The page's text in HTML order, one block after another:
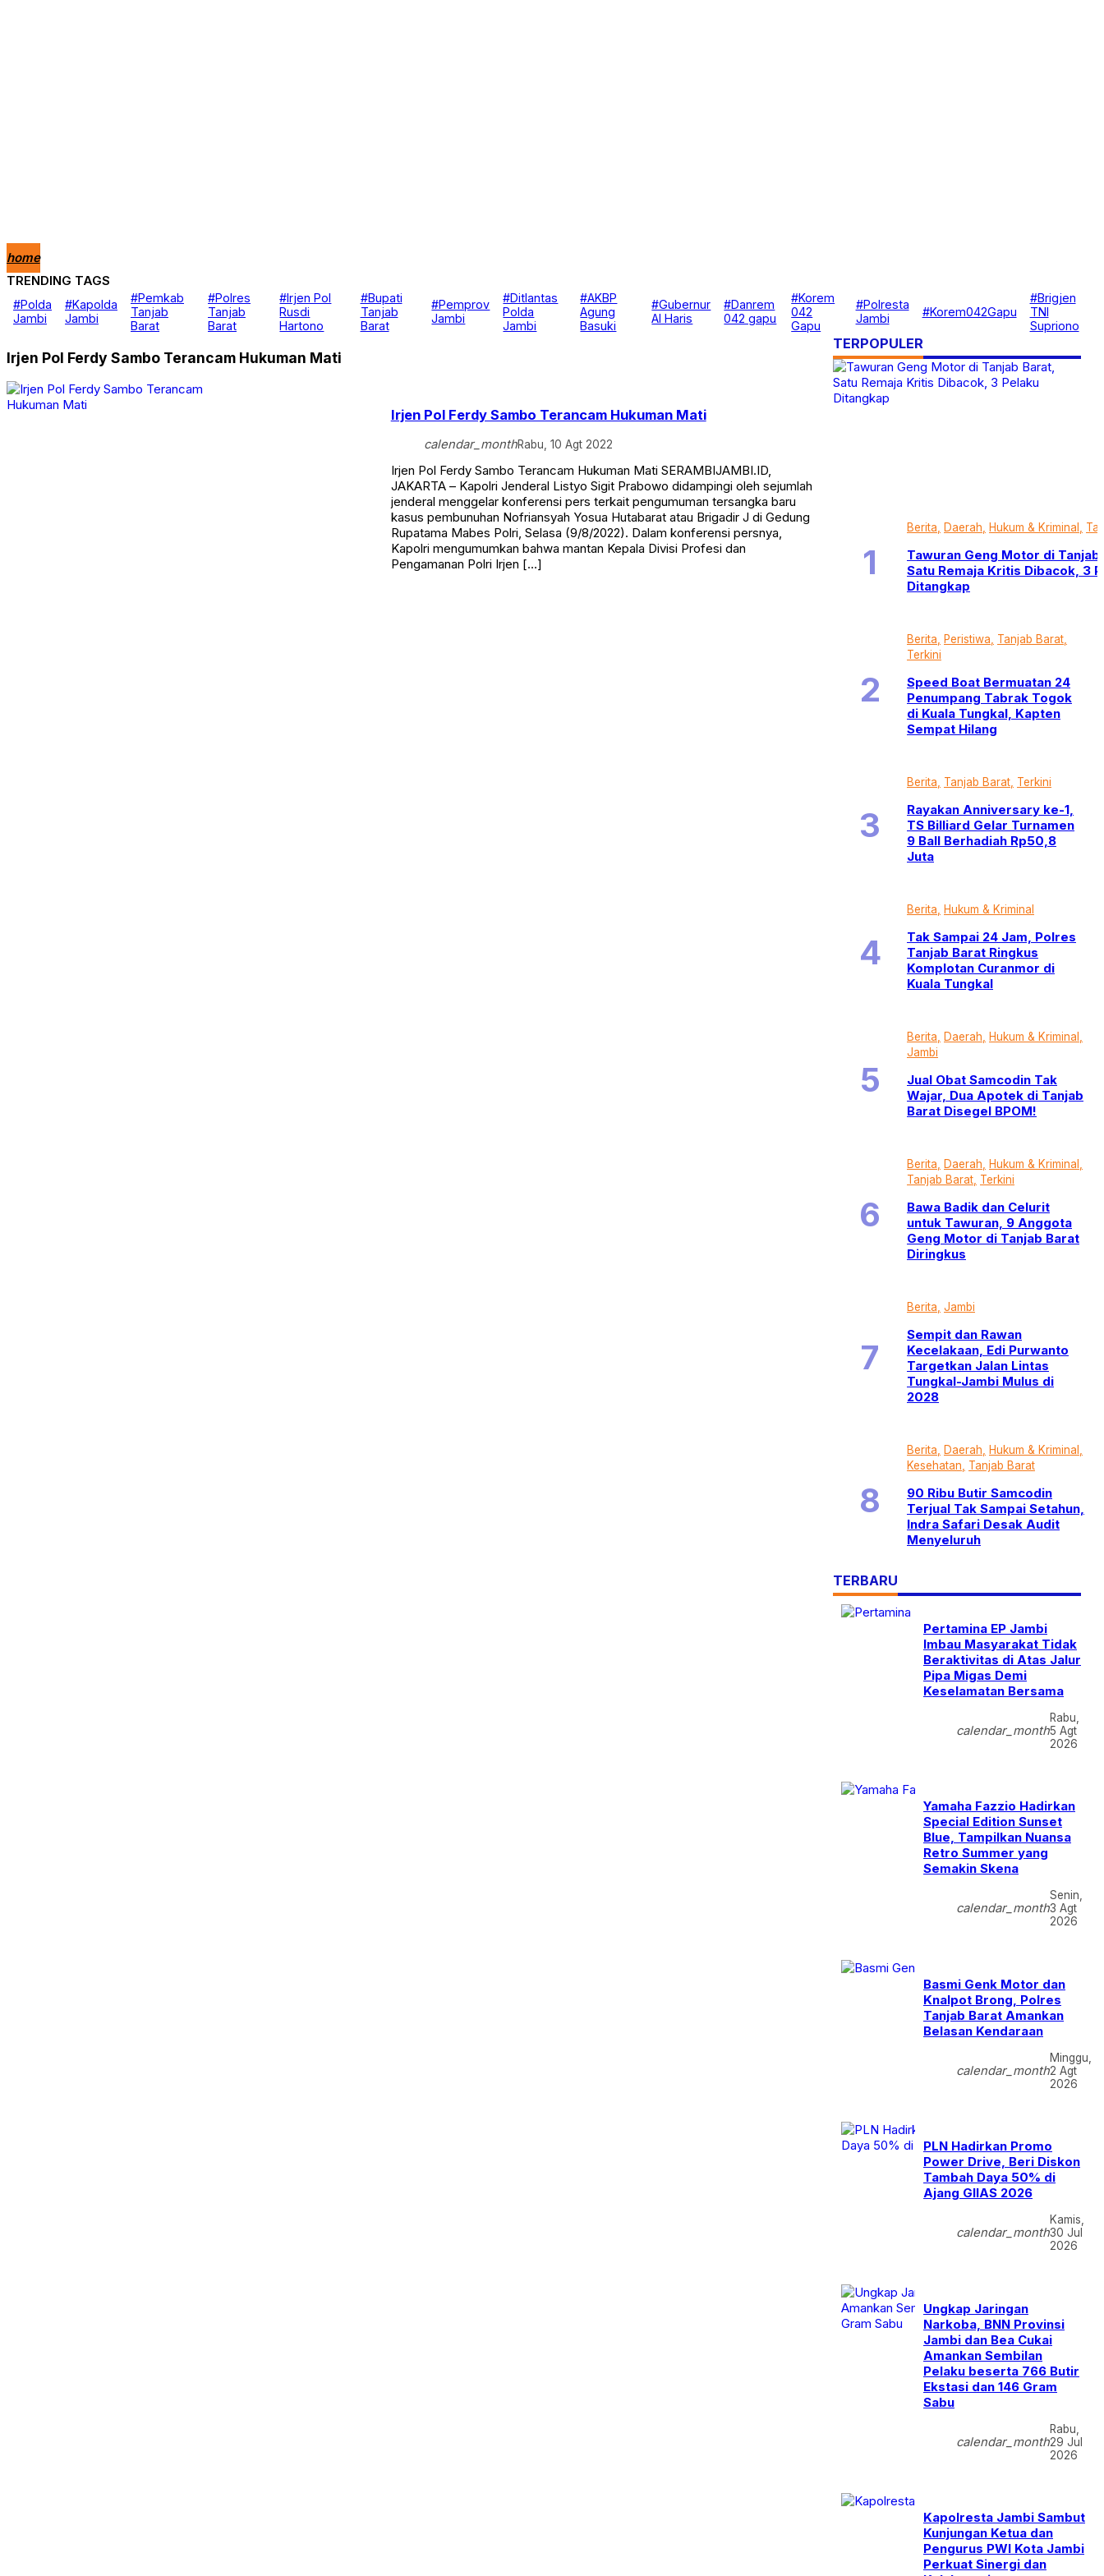
home
Berita
Daerah
Peristiwa
Opini
Pemerintahan
TRENDING TAGS
#Polda
Jambi
#Kapolda
Jambi
#Pemkab
Tanjab
Barat
#Polres
Tanjab
Barat
#Irjen Pol
Rusdi
Hartono
#Bupati
Tanjab
Barat
#Pemprov
Jambi
#Ditlantas
Polda
Jambi
#AKBP
Agung
Basuki
#Gubernur
Al Haris
#Danrem
042 gapu
#Korem
042
Gapu
#Polresta
Jambi
#Korem042Gapu
#Brigjen
TNI
Supriono
Irjen Pol Ferdy Sambo Terancam Hukuman Mati
Irjen Pol Ferdy Sambo Terancam Hukuman Mati
calendar_monthRabu, 10 Agt 2022
Irjen Pol Ferdy Sambo Terancam Hukuman Mati SERAMBIJAMBI.ID,
JAKARTA – Kapolri Jenderal Listyo Sigit Prabowo didampingi oleh sejumlah
jenderal menggelar konferensi pers terkait pengumuman tersangka baru
kasus pembunuhan Nofriansyah Yosua Hutabarat atau Brigadir J di Gedung
Rupatama Mabes Polri, Selasa (9/8/2022). Dalam konferensi persnya,
Kapolri mengumumkan bahwa mantan Kepala Divisi Profesi dan
Pengamanan Polri Irjen […]
TERPOPULER
Berita Daerah Hukum & Kriminal
Tawuran Geng Motor di Tanjab
Satu Remaja Kritis Dibacok, 3
Ditangkap
Berita Peristiwa
Tanjab Barat
Terkini
Speed Boat Bermuatan 24
Penumpang Tabrak Togok
di Kuala Tungkal, Kapten
Sempat Hilang
Berita Tanjab Barat Terkini
Rayakan Anniversary ke-1,
TS Billiard Gelar Turnamen
9 Ball Berhadiah Rp50,8
Juta
Berita Hukum & Kriminal
Tak Sampai 24 Jam, Polres
Tanjab Barat Ringkus
Komplotan Curanmor di
Kuala Tungkal
Berita Daerah Hukum & Kriminal
Jambi
Jual Obat Samcodin Tak
Wajar, Dua Apotek di Tanjab
Barat Disegel BPOM!
Berita Daerah Hukum & Kriminal
Tanjab Barat Terkini
Bawa Badik dan Celurit
untuk Tawuran, 9 Anggota
Geng Motor di Tanjab Barat
Diringkus
Berita Jambi
Sempit dan Rawan
Kecelakaan, Edi Purwanto
Targetkan Jalan Lintas
Tungkal-Jambi Mulus di
2028
Berita Daerah Hukum & Kriminal
Kesehatan
Tanjab Barat
90 Ribu Butir Samcodin
Terjual Tak Sampai Setahun,
Indra Safari Desak Audit
Menyeluruh
TERBARU
Pertamina EP Jambi
Imbau Masyarakat Tidak
Beraktivitas di Atas Jalur
Pipa Migas Demi
Keselamatan Bersama
calendar_month
Rabu,
5 Agt
2026
Yamaha Fazzio Hadirkan
Special Edition Sunset
Blue, Tampilkan Nuansa
Retro Summer yang
Semakin Skena
calendar_month
Senin,
3 Agt
2026
Basmi Genk Motor dan
Knalpot Brong, Polres
Tanjab Barat Amankan
Belasan Kendaraan
calendar_month
Minggu,
2 Agt
2026
PLN Hadirkan Promo
Power Drive, Beri Diskon
Tambah Daya 50% di
Ajang GIIAS 2026
calendar_month
Kamis,
30 Jul
2026
Ungkap Jaringan
Narkoba, BNN Provinsi
Jambi dan Bea Cukai
Amankan Sembilan
Pelaku beserta 766 Butir
Ekstasi dan 146 Gram
Sabu
calendar_month
Rabu,
29 Jul
2026
Kapolresta Jambi Sambut
Kunjungan Ketua dan
Pengurus PWI Kota Jambi
Perkuat Sinergi dan